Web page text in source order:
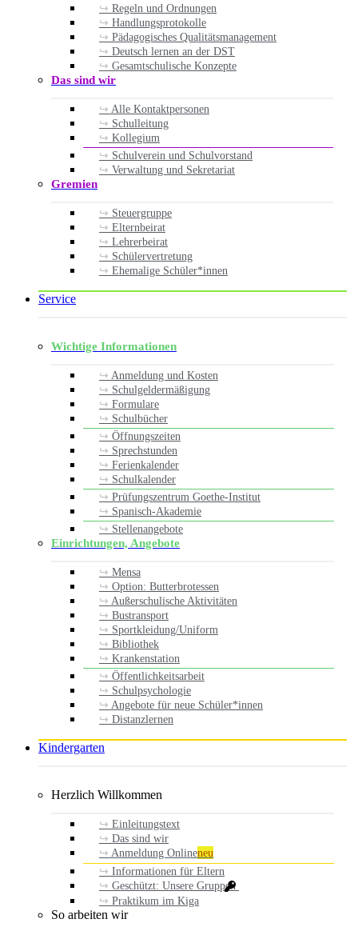
Regeln und Ordnungen
Handlungsprotokolle
Pädagogisches Qualitätsmanagement
Deutsch lernen an der DST
Gesamtschulische Konzepte
Das sind wir
Alle Kontaktpersonen
Schulleitung
Kollegium
Schulverein und Schulvorstand
Verwaltung und Sekretariat
Gremien
Steuergruppe
Elternbeirat
Lehrerbeirat
Schülervertretung
Ehemalige Schüler*innen
Service
Wichtige Informationen
Anmeldung und Kosten
Schulgeldermäßigung
Formulare
Schulbücher
Öffnungszeiten
Sprechstunden
Ferienkalender
Schulkalender
Prüfungszentrum Goethe-Institut
Spanisch-Akademie
Stellenangebote
Einrichtungen, Angebote
Mensa
Option: Butterbrotessen
Außerschulische Aktivitäten
Bustransport
Sportkleidung/Uniform
Bibliothek
Krankenstation
Öffentlichkeitsarbeit
Schulpsychologie
Angebote für neue Schüler*innen
Distanzlernen
Kindergarten
Herzlich Willkommen
Einleitungstext
Das sind wir
Anmeldung Onlineneu
Informationen für Eltern
Geschützt: Unsere Gruppen
Praktikum im Kiga
So arbeiten wir